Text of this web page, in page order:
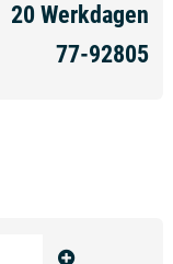
20 Werkdagen
77-92805